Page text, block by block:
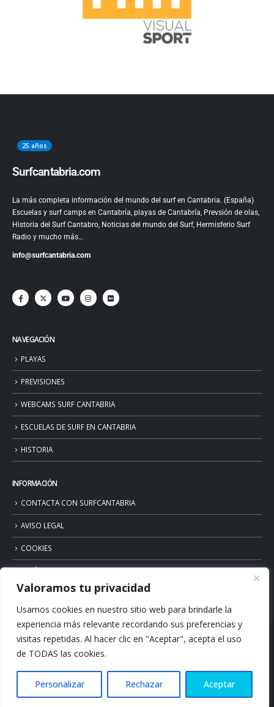
Valoramos tu privacidad
Usamos cookies en nuestro sitio web para brindarle la
experiencia más relevante recordando sus preferencias y
visitas repetidas. Al hacer clic en "Aceptar", acepta el uso
de TODAS las cookies.
Personalizar Rechazar Aceptar
25 años
Surfcantabria.com
La más completa información del mundo del surf en Cantabria. (España)
Escuelas y surf camps en Cantabría, playas de Cantabría, Prevsión de olas,
Historia del Surf Cantabro, Noticias del mundo del Surf, Hermisferio Surf
Radio y mucho más…
info@surfcantabria.com
NAVEGACIÓN
PLAYAS
PREVISIONES
WEBCAMS SURF CANTABRIA
ESCUELAS DE SURF EN CANTABRIA
HISTORIA
INFORMACIÓN
CONTACTA CON SURFCANTABRIA
AVISO LEGAL
COOKIES
POLÍTICA DE PRIVACIDAD
© Copyright 2026. Surfcantabria.com. All Rights Reserved.